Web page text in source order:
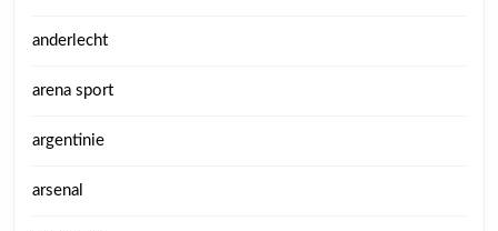
anderlecht
arena sport
argentinie
arsenal